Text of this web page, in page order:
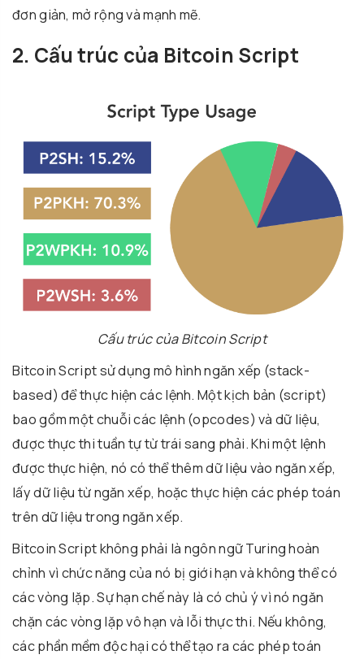
đơn giản, mở rộng và mạnh mẽ.
2. Cấu trúc của Bitcoin Script
Cấu trúc của Bitcoin Script
Bitcoin Script sử dụng mô hình ngăn xếp (stack-
based) để thực hiện các lệnh. Một kịch bản (script)
bao gồm một chuỗi các lệnh (opcodes) và dữ liệu,
được thực thi tuần tự từ trái sang phải. Khi một lệnh
được thực hiện, nó có thể thêm dữ liệu vào ngăn xếp,
lấy dữ liệu từ ngăn xếp, hoặc thực hiện các phép toán
trên dữ liệu trong ngăn xếp.
Bitcoin Script không phải là ngôn ngữ Turing hoàn
chỉnh vì chức năng của nó bị giới hạn và không thể có
các vòng lặp. Sự hạn chế này là có chủ ý vì nó ngăn
chặn các vòng lặp vô hạn và lỗi thực thi. Nếu không,
các phần mềm độc hại có thể tạo ra các phép toán